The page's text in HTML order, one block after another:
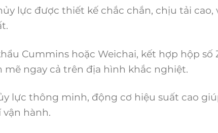
lực được thiết kế chắc chắn, chịu tải cao,
Cummins hoặc Weichai, kết hợp hộp số
ngay cả trên địa hình khắc nghiệt.
lực thông minh, động cơ hiệu suất cao
hành.